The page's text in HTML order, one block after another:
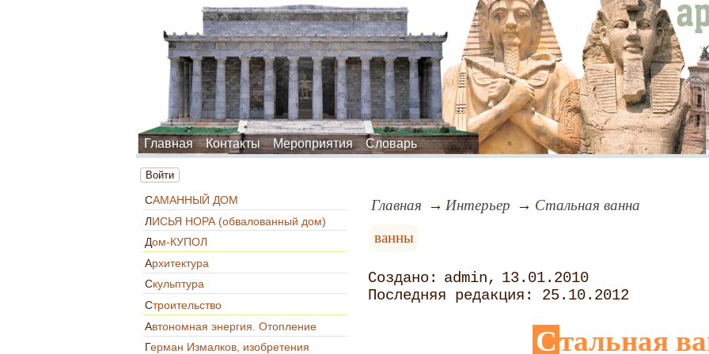
Главная Контакты Мероприятия Словарь
Войти
САМАННЫЙ ДОМ
ЛИСЬЯ НОРА (обвалованный дом)
Дом-КУПОЛ
Архитектура
Скульптура
Строительство
Автономная энергия. Отопление
Герман Измалков, изобретения
Главная Интерьер
Стальная ванна
ванны
admin
13.01.2010
25.10.2012
Стальная